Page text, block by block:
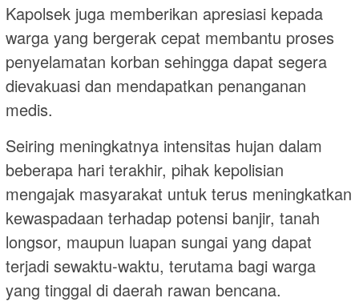
Kapolsek juga memberikan apresiasi kepada
warga yang bergerak cepat membantu proses
penyelamatan korban sehingga dapat segera
dievakuasi dan mendapatkan penanganan
medis.
Seiring meningkatnya intensitas hujan dalam
beberapa hari terakhir, pihak kepolisian
mengajak masyarakat untuk terus meningkatkan
kewaspadaan terhadap potensi banjir, tanah
longsor, maupun luapan sungai yang dapat
terjadi sewaktu-waktu, terutama bagi warga
yang tinggal di daerah rawan bencana.